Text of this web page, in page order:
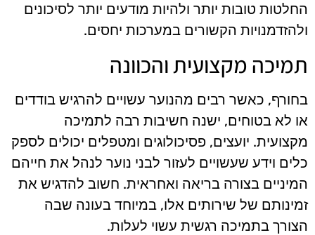
החלטות טובות יותר ולהיות מודעים יותר לסיכונים
ולהזדמנויות הקשורים במערכות יחסים.
תמיכה מקצועית והכוונה
בחורף, כאשר רבים מהנוער עשויים להרגיש בודדים
או לא בטוחים, ישנה חשיבות רבה לתמיכה
מקצועית. יועצים, פסיכולוגים ומטפלים יכולים לספק
כלים וידע שעשויים לעזור לבני נוער לנהל את חייהם
המיניים בצורה בריאה ואחראית. חשוב להדגיש את
זמינותם של שירותים אלו, במיוחד בעונה שבה
הצורך בתמיכה רגשית עשוי לעלות.